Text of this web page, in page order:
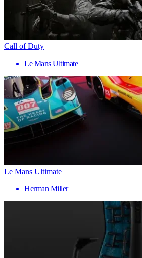
Call of Duty
Le Mans Ultimate
Le Mans Ultimate
Herman Miller